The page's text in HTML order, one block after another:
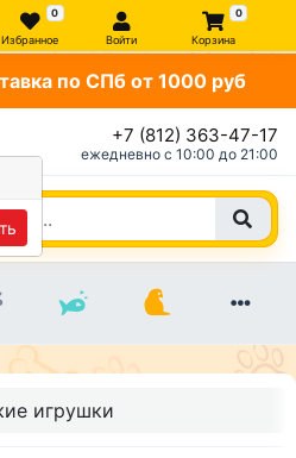
0
Избранное Войти
0
Корзина
по СПб от 1000 руб
+7 (812) 363-47-17
ежедневно c 10:00 до 21:00
игрушки